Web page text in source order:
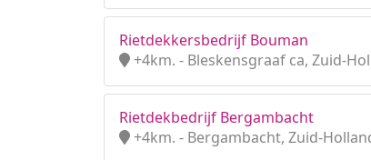
Rietdekkersbedrijf Bouman
+4km. - Bleskensgraaf ca, Zuid-
Rietdekbedrijf Bergambacht
+4km. - Bergambacht, Zuid-